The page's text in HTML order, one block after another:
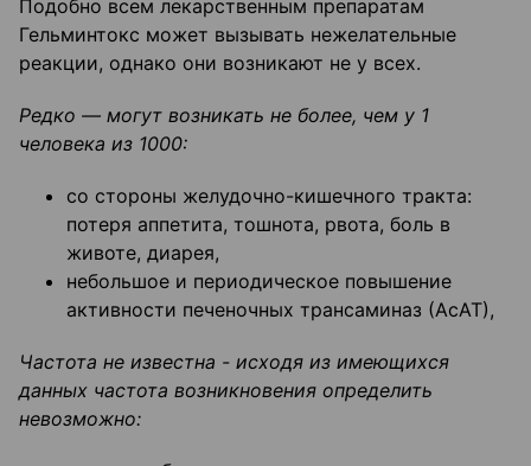
Подобно всем лекарственным препаратам
Гельминтокс может вызывать нежелательные
реакции, однако они возникают не у всех.
Редко — могут возникать не более, чем у 1
человека из 1000:
со стороны желудочно-кишечного тракта:
потеря аппетита, тошнота, рвота, боль в
животе, диарея,
небольшое и периодическое повышение
активности печеночных трансаминаз (АсАТ),
Частота не известна - исходя из имеющихся
данных частота возникновения определить
невозможно: